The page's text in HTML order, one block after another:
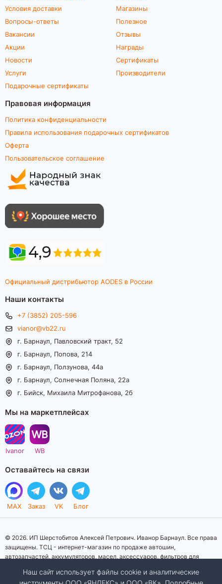
Условия доставки
Вопросы-ответы
Вакансии
Акции
Новости
Услуги
Подарочные сертификаты
Магазины
Полезное
Отзывы
Награды
Сертификаты
Производители
Правовая информация
Политика конфиденциальности
Правила использования подарочных сертификатов
Оферта
Пользовательское соглашение
Официальный дистрибьютор AODES в России
Наши контакты
+7 (3852) 205-596
vianor@vb22.ru
г. Барнаул, Павловский тракт, 52
г. Барнаул, Попова, 214
г. Барнаул, Ползунова, 44а
г. Барнаул, Солнечная Поляна, 22а
г. Бийск, Михаила Митрофанова, 2б
Мы на маркетплейсах
Ivanor WB
Оставайтесь на связи
MAX Заказ VK Блог
© 2026. ИП Шерстобитов Алексей Петрович. Иванор Барнаул. Все права
защищены. ТСЦ - интернет-магазин по продаже автошин,
автозапчастей, аккумуляторов, масел, аксессуаров, фильтров для
информационный характер. Представленная информация о товарах, их
Наш сайт использует файлы cookie и аналитические